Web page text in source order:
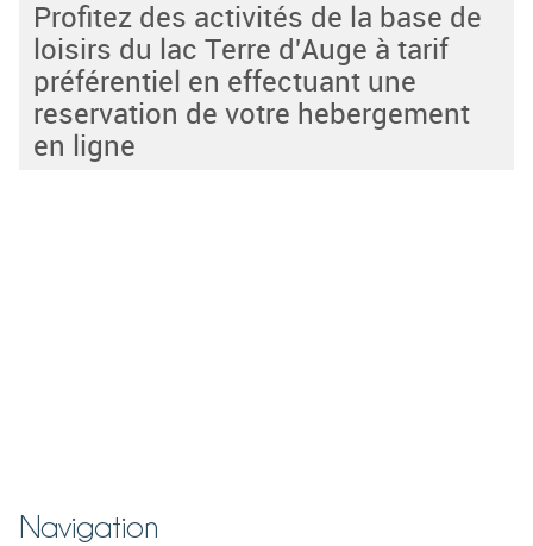
Profitez des activités de la base de
loisirs du lac Terre d'Auge à tarif
préférentiel en effectuant une
reservation de votre hebergement
en ligne
Navigation